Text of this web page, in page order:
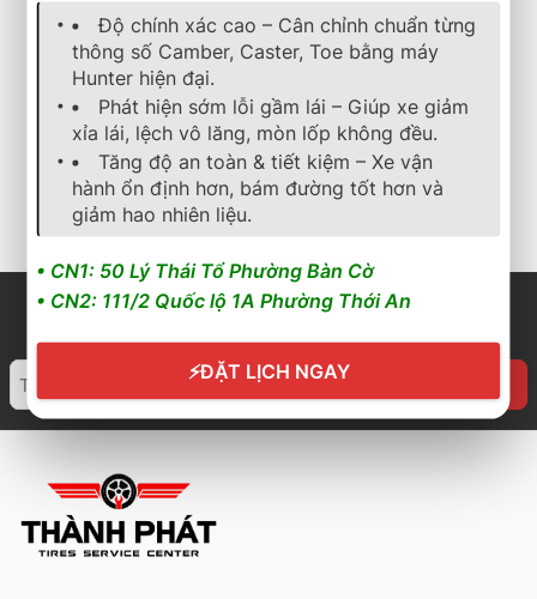
Sản phẩm tương tự
lốp xe michelin, energy,mặc định
Lốp Xe MICHELIN 205/60R15 91V Energy XM 2+
2.533.000₫
Cần nhận báo giá mới
nhất? Nhấn vào đây để
trao đổi ngay
lốp xe michelin , energy
Lốp Xe MICHELIN 175/
1.858.000₫
Cần nhận báo giá mới
Độ chính xác cao – Cân chỉnh chuẩn từng
thông số Camber, Caster, Toe bằng máy
Hunter hiện đại.
Phát hiện sớm lỗi gầm lái – Giúp xe giảm
xỉa lái, lệch vô lăng, mòn lốp không đều.
Tăng độ an toàn & tiết kiệm – Xe vận
hành ổn định hơn, bám đường tốt hơn và
giảm hao nhiên liệu.
• CN1: 50 Lý Thái Tổ Phường Bàn Cờ
• CN2: 111/2 Quốc lộ 1A Phường Thới An
⚡ĐẶT LỊCH NGAY